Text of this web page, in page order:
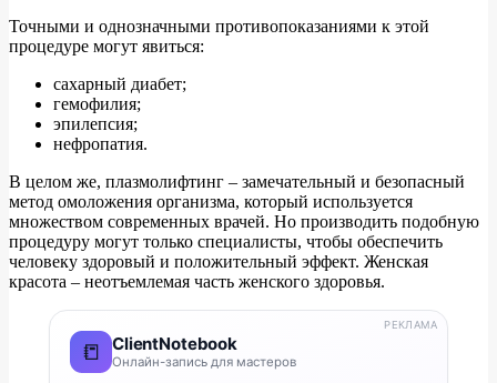
Точными и однозначными противопоказаниями к этой
процедуре могут явиться:
сахарный диабет;
гемофилия;
эпилепсия;
нефропатия.
В целом же, плазмолифтинг – замечательный и безопасный
метод омоложения организма, который используется
множеством современных врачей. Но производить подобную
процедуру могут только специалисты, чтобы обеспечить
человеку здоровый и положительный эффект. Женская
красота – неотъемлемая часть женского здоровья.
📒 ClientNotebook
Онлайн-запись для мастеров
РЕКЛАМА